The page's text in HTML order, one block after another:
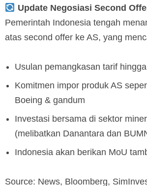
Update Negosiasi Second
Pemerintah Indonesia tengah
atas second offer ke AS, yang
Usulan pemangkasan tarif
Komitmen impor produk AS
Boeing & gandum
Investasi bersama di sektor
(melibatkan Danantara dan
Indonesia akan berikan MoU
Source: News, Bloomberg,